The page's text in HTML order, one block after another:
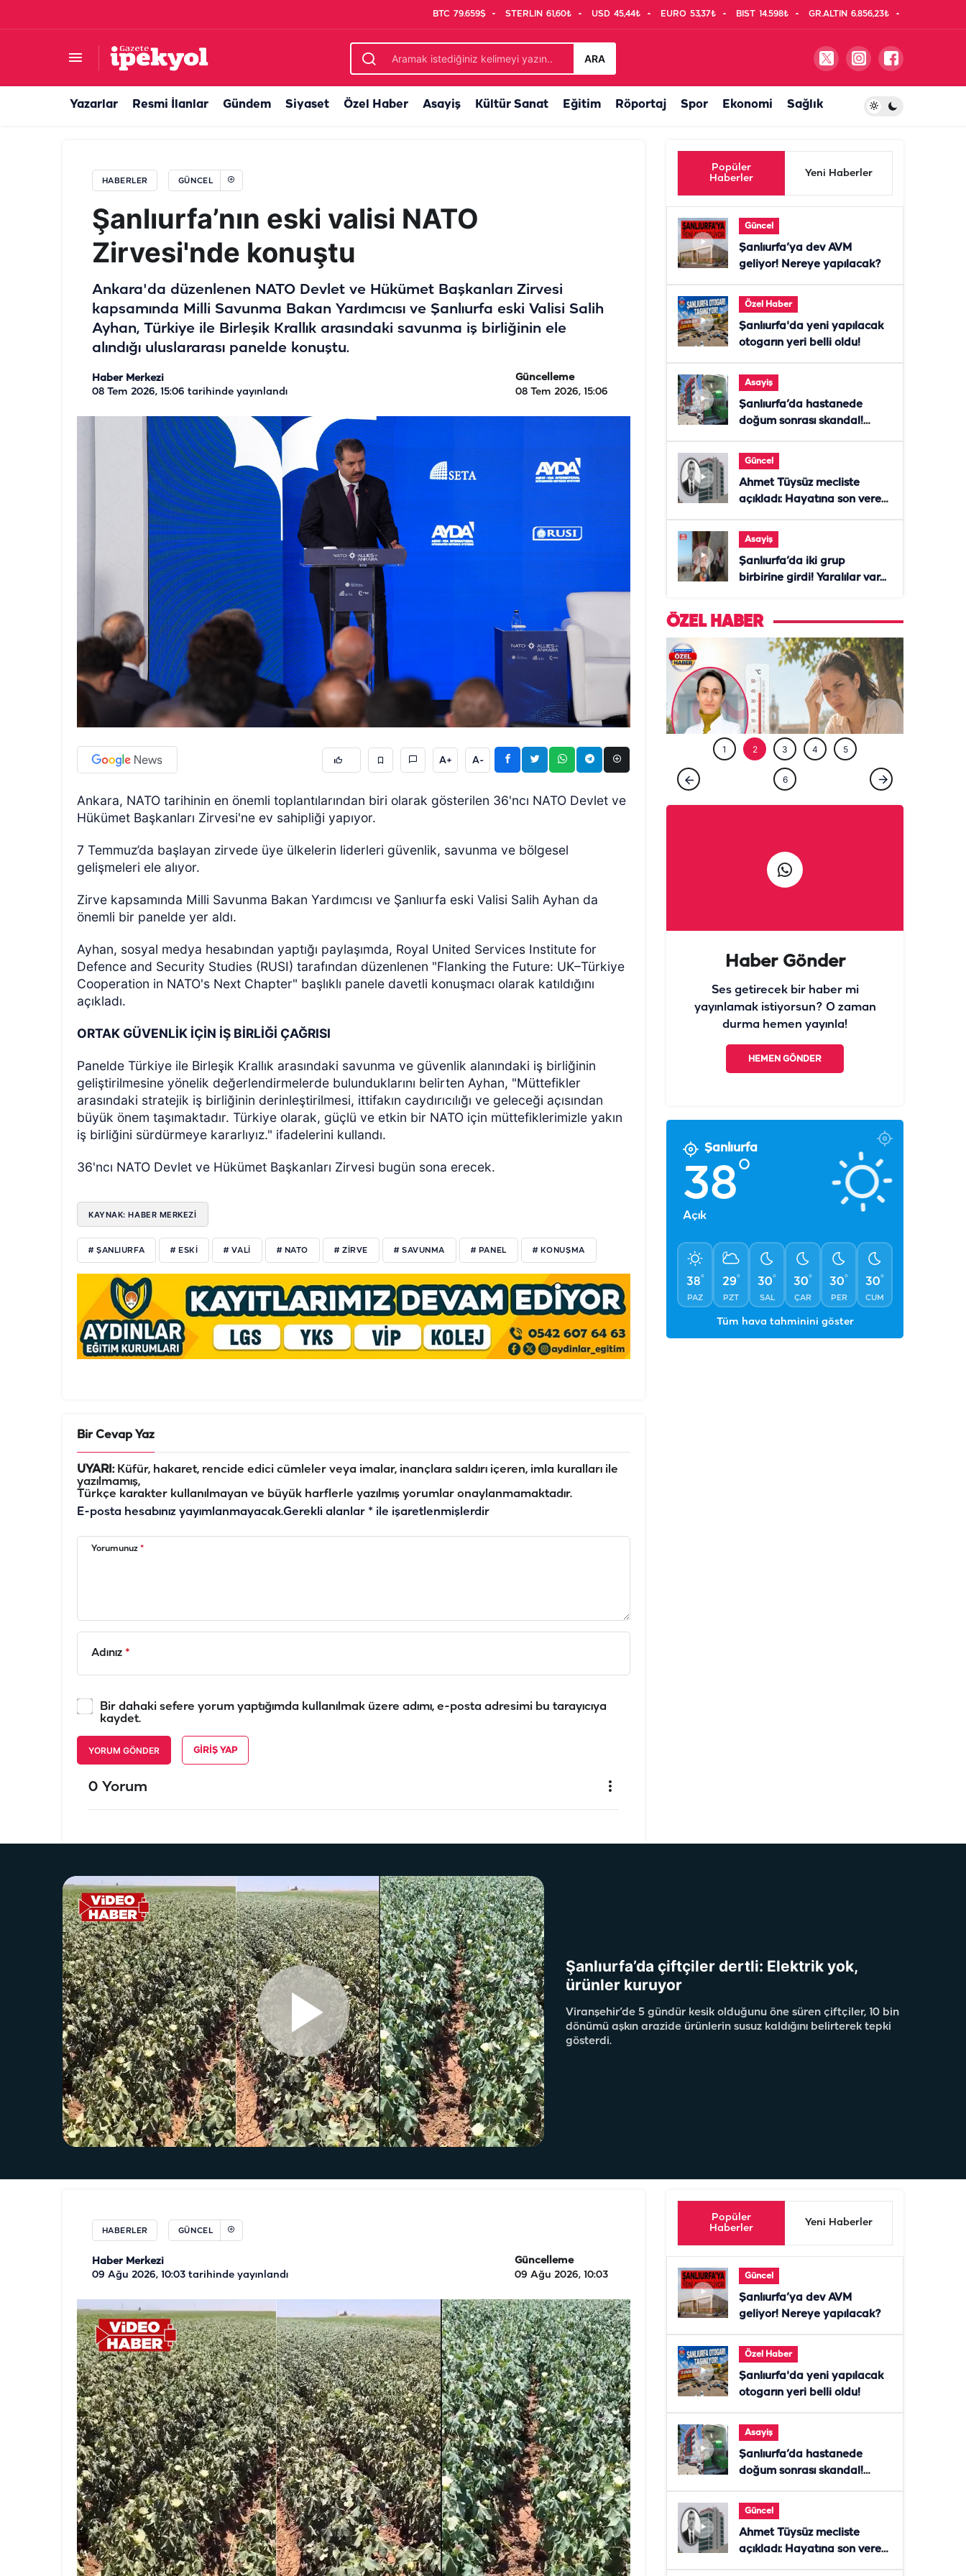
BTC 79.659$ STERLIN 61,60₺ USD 45,44₺ EURO 53,37₺ BIST 14.598₺ GR.ALTIN 6.856,23₺
ARA
Yazarlar Resmi İlanlar Gündem Siyaset Özel Haber Asayiş Kültür Sanat Eğitim Röportaj Spor Ekonomi Sağlık
HABERLER GÜNCEL
Şanlıurfa’nın eski valisi NATO
Zirvesi'nde konuştu
Ankara'da düzenlenen NATO Devlet ve Hükümet Başkanları Zirvesi
kapsamında Milli Savunma Bakan Yardımcısı ve Şanlıurfa eski Valisi Salih
Ayhan, Türkiye ile Birleşik Krallık arasındaki savunma iş birliğinin ele
alındığı uluslararası panelde konuştu.
Haber Merkezi
08 Tem 2026, 15:06 tarihinde yayınlandı
Güncelleme
08 Tem 2026, 15:06
A+ A-
Ankara, NATO tarihinin en önemli toplantılarından biri olarak gösterilen 36'ncı NATO Devlet ve
Hükümet Başkanları Zirvesi'ne ev sahipliği yapıyor.
7 Temmuz’da başlayan zirvede üye ülkelerin liderleri güvenlik, savunma ve bölgesel
gelişmeleri ele alıyor.
Zirve kapsamında Milli Savunma Bakan Yardımcısı ve Şanlıurfa eski Valisi Salih Ayhan da
önemli bir panelde yer aldı.
Ayhan, sosyal medya hesabından yaptığı paylaşımda, Royal United Services Institute for
Defence and Security Studies (RUSI) tarafından düzenlenen "Flanking the Future: UK–Türkiye
Cooperation in NATO's Next Chapter" başlıklı panele davetli konuşmacı olarak katıldığını
açıkladı.
ORTAK GÜVENLİK İÇİN İŞ BİRLİĞİ ÇAĞRISI
Panelde Türkiye ile Birleşik Krallık arasındaki savunma ve güvenlik alanındaki iş birliğinin
geliştirilmesine yönelik değerlendirmelerde bulunduklarını belirten Ayhan, "Müttefikler
arasındaki stratejik iş birliğinin derinleştirilmesi, ittifakın caydırıcılığı ve geleceği açısından
büyük önem taşımaktadır. Türkiye olarak, güçlü ve etkin bir NATO için müttefiklerimizle yakın
iş birliğini sürdürmeye kararlıyız." ifadelerini kullandı.
36'ncı NATO Devlet ve Hükümet Başkanları Zirvesi bugün sona erecek.
KAYNAK: HABER MERKEZİ
# ŞANLIURFA # ESKİ # VALİ # NATO # ZİRVE # SAVUNMA # PANEL # KONUŞMA
Bir Cevap Yaz
UYARI:Küfür, hakaret, rencide edici cümleler veya imalar, inançlara saldırı içeren, imla kuralları ile
yazılmamış,
Türkçe karakter kullanılmayan ve büyük harflerle yazılmış yorumlar onaylanmamaktadır.
E-posta hesabınız yayımlanmayacak.Gerekli alanlar * ile işaretlenmişlerdir
Yorumunuz *
Adınız *
Bir dahaki sefere yorum yaptığımda kullanılmak üzere adımı, e-posta adresimi bu tarayıcıya
kaydet.
YORUM GÖNDER GIRIŞ YAP
0 Yorum
Popüler
Haberler
Yeni Haberler
Güncel
Şanlıurfa’ya dev AVM
geliyor! Nereye yapılacak?
Özel Haber
Şanlıurfa'da yeni yapılacak
otogarın yeri belli oldu!
Asayiş
Şanlıurfa’da hastanede
doğum sonrası skandal!
Güncel
Ahmet Tüysüz mecliste
açıkladı: Hayatına son veren
ölmezdim" notunu bıraktı
Asayiş
Şanlıurfa’da iki grup
birbirine girdi! Yaralılar var...
ÖZEL HABER
ÖZEL HABER
Şanlıurfa'da neden herkes bu kadar
1 2 3 4 5
6
Haber Gönder
Ses getirecek bir haber mi
yayınlamak istiyorsun? O zaman
durma hemen yayınla!
HEMEN GÖNDER
Şanlıurfa
38°
Açık
38°
PAZ
29°
PZT
30°
SAL
30°
ÇAR
30°
PER
30°
CUM
Tüm hava tahminini göster
Şanlıurfa’da çiftçiler dertli: Elektrik yok,
ürünler kuruyor
Viranşehir’de 5 gündür kesik olduğunu öne süren çiftçiler, 10 bin
dönümü aşkın arazide ürünlerin susuz kaldığını belirterek tepki
gösterdi.
HABERLER GÜNCEL
Haber Merkezi
09 Ağu 2026, 10:03 tarihinde yayınlandı
Güncelleme
09 Ağu 2026, 10:03
Popüler
Haberler
Yeni Haberler
Güncel
Şanlıurfa’ya dev AVM
geliyor! Nereye yapılacak?
Özel Haber
Şanlıurfa'da yeni yapılacak
otogarın yeri belli oldu!
Asayiş
Şanlıurfa’da hastanede
doğum sonrası skandal!
Güncel
Ahmet Tüysüz mecliste
açıkladı: Hayatına son veren
Şanlıurfa’da 1 haftada 40 bin başvuru! Üniversiteden iddialara ilişkin açıklama geldi